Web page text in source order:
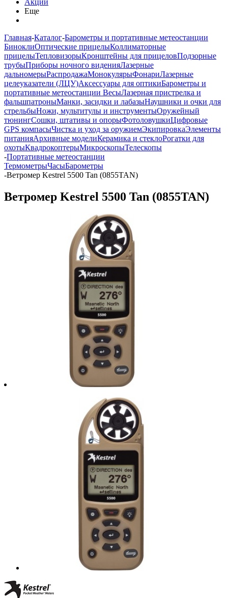
Акции
Еще
Главная-Каталог-Барометры и портативные метеостанции
БиноклиОптические прицелыКоллиматорные
прицелыТепловизорыКронштейны для прицеловПодзорные
трубыПриборы ночного виденияЛазерные
дальномерыРаспродажаМонокулярыФонариЛазерные
целеуказатели (ЛЦУ)Аксессуары для оптикиБарометры и
портативные метеостанции ВесыЛазерная пристрелка и
фальшпатроныМанки, засидки и лабазыНаушники и очки для
стрельбыНожи, мультитулы и инструментыОружейный
тюнингСошки, штативы и опорыФотоловушкиЦифровые
GPS компасыЧистка и уход за оружиемЭкипировкаЭлементы
питанияАрхивные моделиКерамика и стеклоРогатки для
охотыКвадрокоптерыМикроскопыТелескопы
-Портативные метеостанции
ТермометрыЧасыБарометры
-Ветромер Kestrel 5500 Tan (0855TAN)
Ветромер Kestrel 5500 Tan (0855TAN)